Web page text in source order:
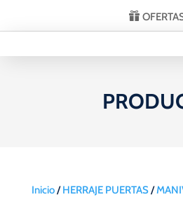
Inicio/HERRAJE PUERTAS/